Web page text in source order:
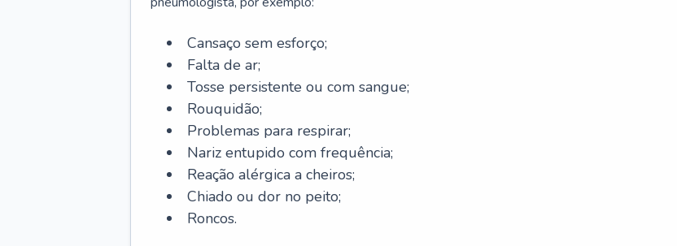
Cansaço sem esforço;
Falta de ar;
Tosse persistente ou com sangue;
Rouquidão;
Problemas para respirar;
Nariz entupido com frequência;
Reação alérgica a cheiros;
Chiado ou dor no peito;
Roncos.